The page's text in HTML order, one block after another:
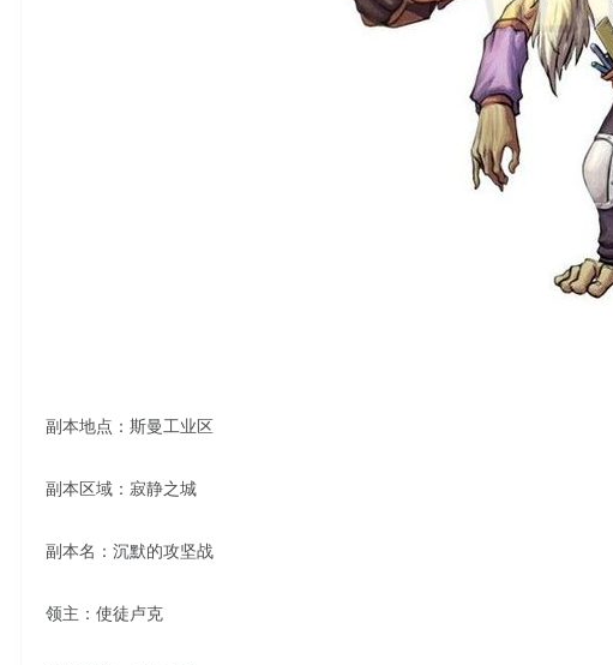
副本地点：斯曼工业区
副本区域：寂静之城
副本名：沉默的攻坚战
领主：使徒卢克